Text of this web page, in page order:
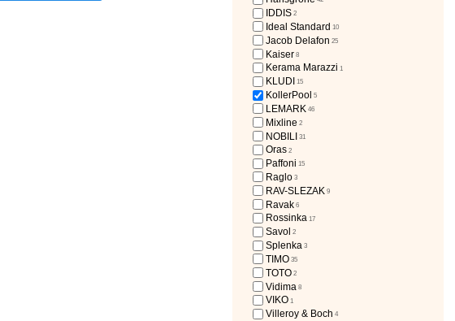
IDDIS 2
Ideal Standard 10
Jacob Delafon 25
Kaiser 8
Kerama Marazzi 1
KLUDI 15
KollerPool 5
LEMARK 46
Mixline 2
NOBILI 31
Oras 2
Paffoni 15
Raglo 3
RAV-SLEZAK 9
Ravak 6
Rossinka 17
Savol 2
Splenka 3
TIMO 35
TOTO 2
Vidima 8
VIKO 1
Villeroy & Boch 4